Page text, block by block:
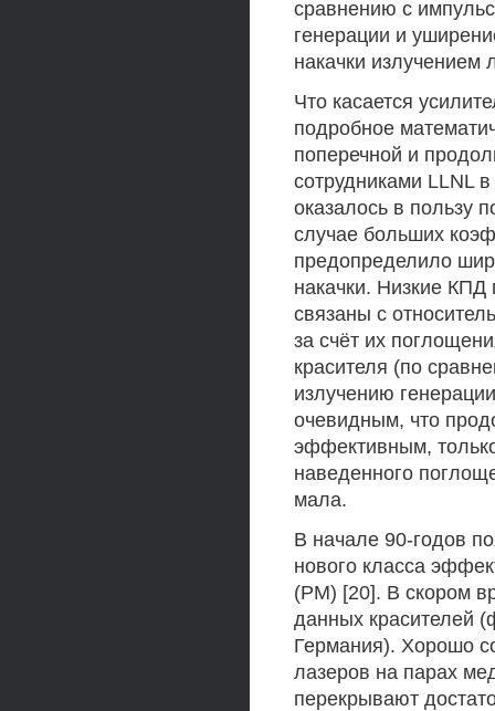
сравнению с
генерации и
накачки излучением
Что касается
подробное
поперечной и
сотрудниками LLNL
оказалось в пользу
случае больших
предопределило
накачки. Низкие КПД
связаны с
за счёт их
красителя (по
излучению
очевидным, что
эффективным,
наведенного
мала.
В начале 90-годов
нового класса
(РМ) [20]. В скором
данных красителей
Германия). Хорошо
лазеров на парах
перекрывают